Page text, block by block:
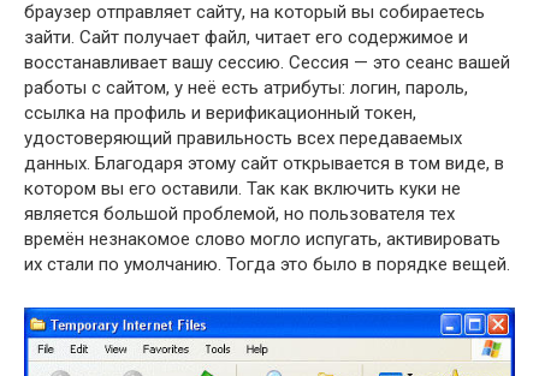
браузер отправляет сайту, на который вы собираетесь
зайти. Сайт получает файл, читает его содержимое и
восстанавливает вашу сессию. Сессия — это сеанс вашей
работы с сайтом, у неё есть атрибуты: логин, пароль,
ссылка на профиль и верификационный токен,
удостоверяющий правильность всех передаваемых
данных. Благодаря этому сайт открывается в том виде, в
котором вы его оставили. Так как включить куки не
является большой проблемой, но пользователя тех
времён незнакомое слово могло испугать, активировать
их стали по умолчанию. Тогда это было в порядке вещей.